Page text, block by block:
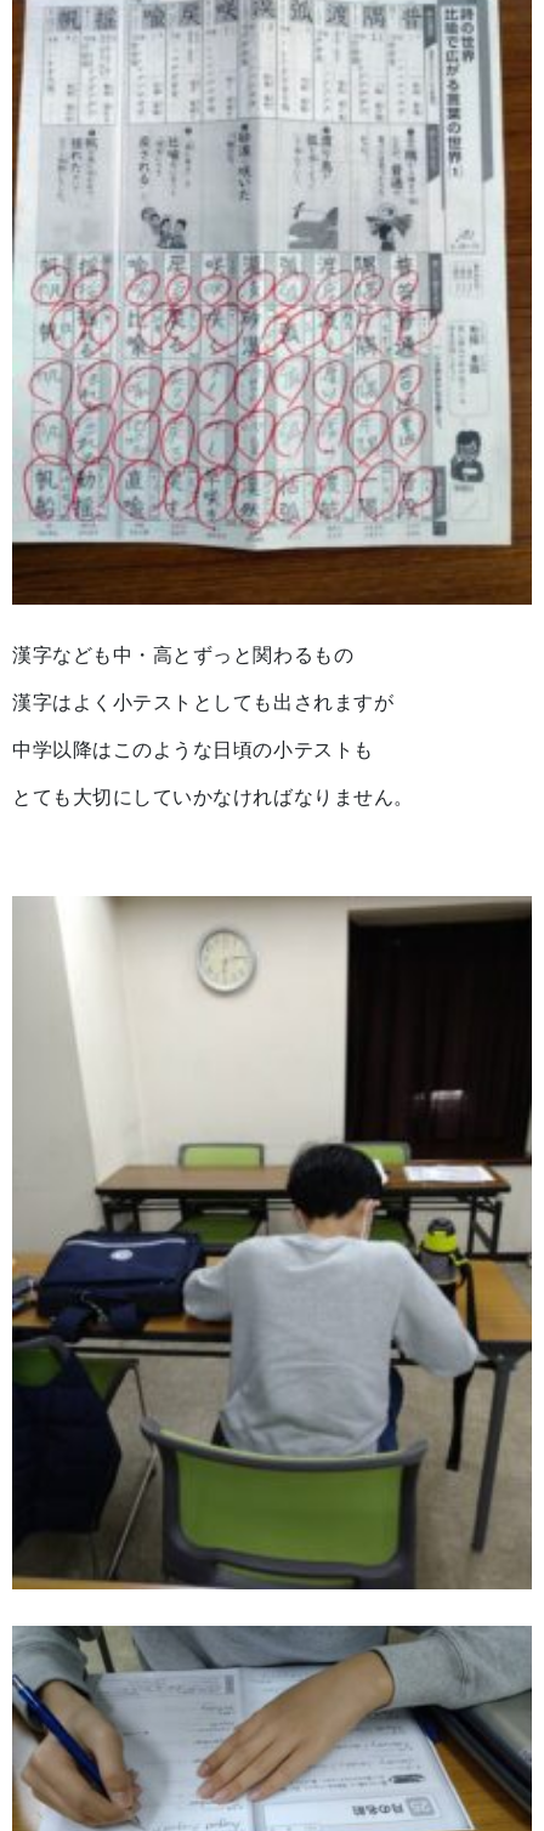
漢字なども中・高とずっと関わるもの
漢字はよく小テストとしても出されますが
中学以降はこのような日頃の小テストも
とても大切にしていかなければなりません。